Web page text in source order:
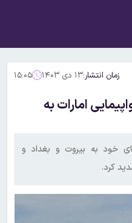
زمان انتشار:۱۳ دی ۱۴۰۳ ۱۵:۰۵
امارات به
خود به بیروت و بغداد و
کرد.